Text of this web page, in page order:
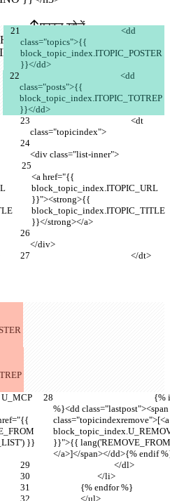
class="topics">{{
block_topic_index.ITOPIC_POSTER
}}</dd>
class="posts">{{
block_topic_index.ITOPIC_TOTREP
}}</dd>
class="topicindex">
<div class="list-inner">
<a href="{{
block_topic_index.ITOPIC_URL
}}"><strong>{{
block_topic_index.ITOPIC_TITLE
}}</strong></a>
</div>
						</dt>
}}
%}<dd class="lastpost"><span
}}">{{
</a>]</span></dd>{% endif
					</dl>
				</li>
			{% endfor %}
			</ul>
फ़ाइल खोलें